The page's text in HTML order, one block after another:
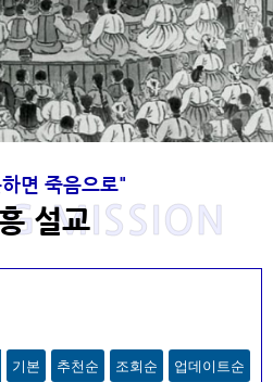
Mission​
봉선교회
면 죽음으로’
을 네게 주리라" (계 2:10)
사님 소개
로 복음을 전하는 부흥
사로
를 누구에게 보내든지 너는 가며 내
로‥‥‥ 견고한 성읍, 쇠기둥, 놋성
를 치나 이기지 못하리니‥‥‥ 아
멘."
발자취는 주님께서 항상
셨습니다.
가 권능을 얻고 또 예루살렘과 온 유
내 할 일을 내가 알지 못하고 내 할
Mission​
봉선교회
면 죽음으로’
을 네게 주리라" (계 2:10)
사님 소개
로 복음을 전하는 부흥
사로
를 누구에게 보내든지 너는 가며 내
로‥‥‥ 견고한 성읍, 쇠기둥, 놋성
를 치나 이기지 못하리니‥‥‥ 아
멘."
발자취는 주님께서 항상
셨습니다.
가 권능을 얻고 또 예루살렘과 온 유
내 할 일을 내가 알지 못하고 내 할
Mission​
봉선교회
면 죽음으로’
을 네게 주리라" (계 2:10)
사님 소개
로 복음을 전하는 부흥
사로
를 누구에게 보내든지 너는 가며 내
로‥‥‥ 견고한 성읍, 쇠기둥, 놋성
를 치나 이기지 못하리니‥‥‥ 아
멘."
발자취는 주님께서 항상
셨습니다.
가 권능을 얻고 또 예루살렘과 온 유
내 할 일을 내가 알지 못하고 내 할
MISSION
면 죽음으로"
설교
기본 추천순 조회순 업데이트순